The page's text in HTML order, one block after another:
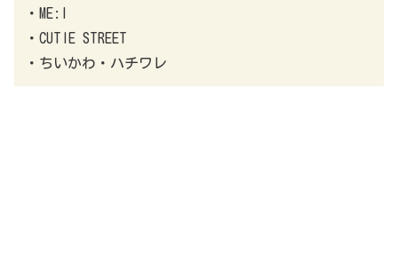
・ME:I
・CUTIE STREET
・ちいかわ・ハチワレ